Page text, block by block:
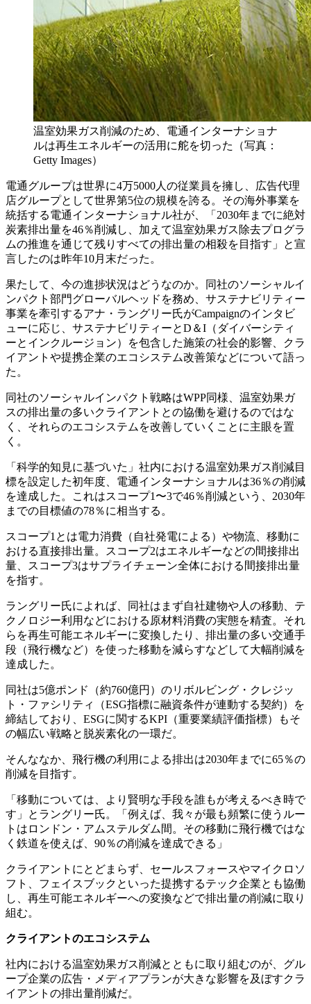
温室効果ガス削減のため、電通インターナショナ
ルは再生エネルギーの活用に舵を切った（写真：
Getty Images）
電通グループは世界に4万5000人の従業員を擁し、広告代理
店グループとして世界第5位の規模を誇る。その海外事業を
統括する電通インターナショナル社が、「2030年までに絶対
炭素排出量を46％削減し、加えて温室効果ガス除去プログラ
ムの推進を通じて残りすべての排出量の相殺を目指す」と宣
言したのは昨年10月末だった。
果たして、今の進捗状況はどうなのか。同社のソーシャルイ
ンパクト部門グローバルヘッドを務め、サステナビリティー
事業を牽引するアナ・ラングリー氏がCampaignのインタビ
ューに応じ、サステナビリティーとD＆I（ダイバーシティ
ーとインクルージョン）を包含した施策の社会的影響、クラ
イアントや提携企業のエコシステム改善策などについて語っ
た。
同社のソーシャルインパクト戦略はWPP同様、温室効果ガ
スの排出量の多いクライアントとの協働を避けるのではな
く、それらのエコシステムを改善していくことに主眼を置
く。
「科学的知見に基づいた」社内における温室効果ガス削減目
標を設定した初年度、電通インターナショナルは36％の削減
を達成した。これはスコープ1〜3で46％削減という、2030年
までの目標値の78％に相当する。
スコープ1とは電力消費（自社発電による）や物流、移動に
おける直接排出量。スコープ2はエネルギーなどの間接排出
量、スコープ3はサプライチェーン全体における間接排出量
を指す。
ラングリー氏によれば、同社はまず自社建物や人の移動、テ
クノロジー利用などにおける原材料消費の実態を精査。それ
らを再生可能エネルギーに変換したり、排出量の多い交通手
段（飛行機など）を使った移動を減らすなどして大幅削減を
達成した。
同社は5億ポンド（約760億円）のリボルビング・クレジッ
ト・ファシリティ（ESG指標に融資条件が連動する契約）を
締結しており、ESGに関するKPI（重要業績評価指標）もそ
の幅広い戦略と脱炭素化の一環だ。
そんななか、飛行機の利用による排出は2030年までに65％の
削減を目指す。
「移動については、より賢明な手段を誰もが考えるべき時で
す」とラングリー氏。「例えば、我々が最も頻繁に使うルー
トはロンドン・アムステルダム間。その移動に飛行機ではな
く鉄道を使えば、90％の削減を達成できる」
クライアントにとどまらず、セールスフォースやマイクロソ
フト、フェイスブックといった提携するテック企業とも協働
し、再生可能エネルギーへの変換などで排出量の削減に取り
組む。
クライアントのエコシステム
社内における温室効果ガス削減とともに取り組むのが、グル
ープ企業の広告・メディアプランが大きな影響を及ぼすクラ
イアントの排出量削減だ。